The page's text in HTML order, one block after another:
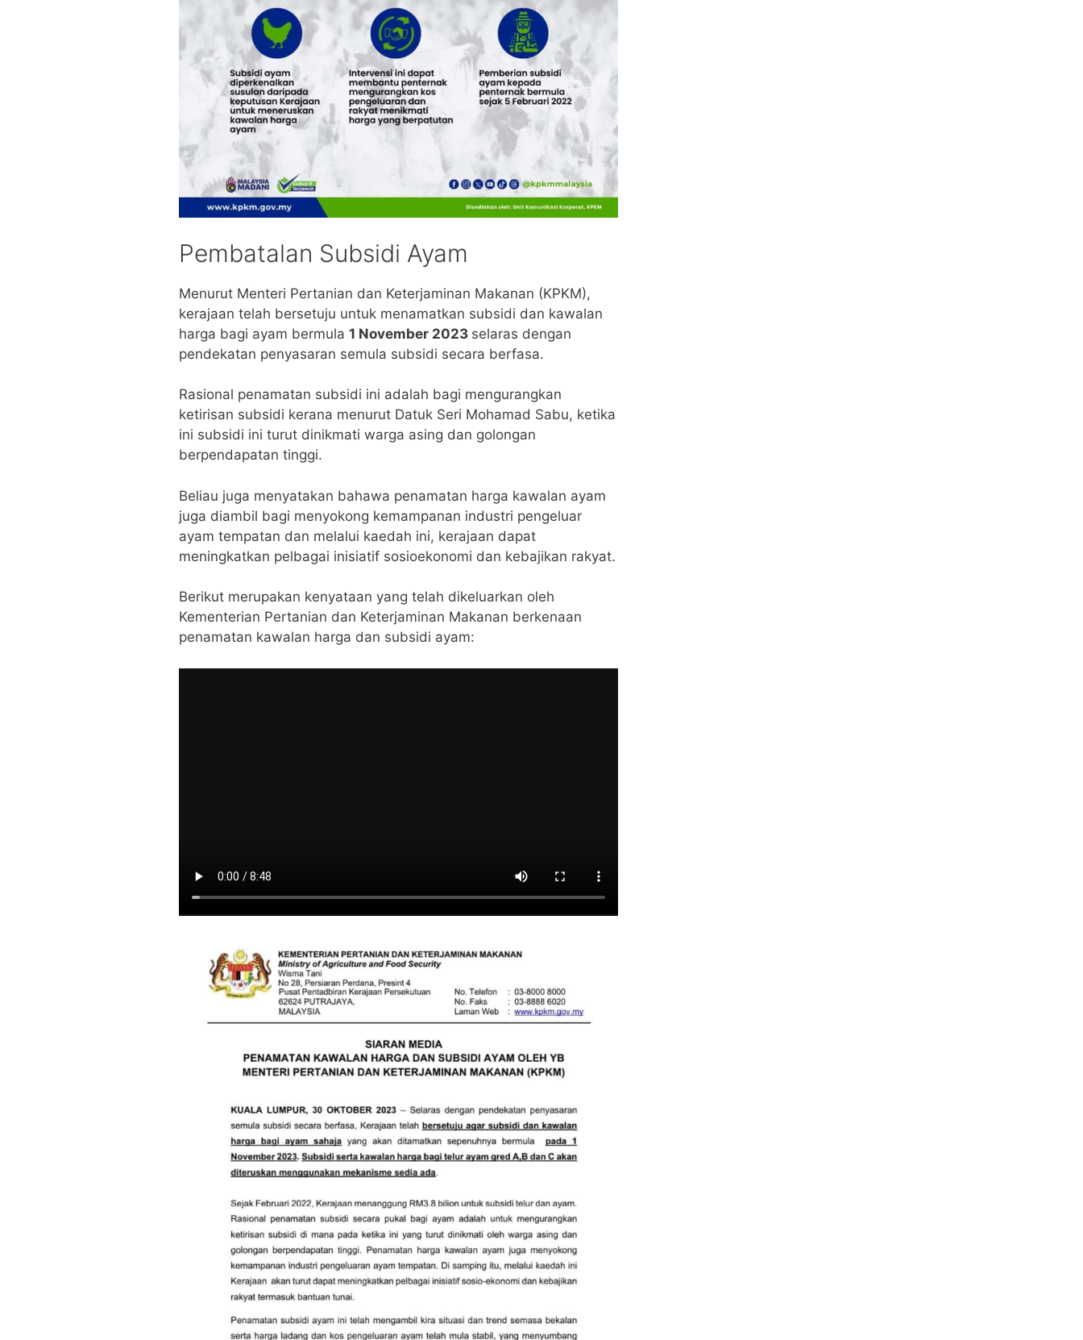
Pembatalan Subsidi Ayam
Menurut Menteri Pertanian dan Keterjaminan Makanan (KPKM),
kerajaan telah bersetuju untuk menamatkan subsidi dan kawalan
harga bagi ayam bermula 1 November 2023 selaras dengan
pendekatan penyasaran semula subsidi secara berfasa.
Rasional penamatan subsidi ini adalah bagi mengurangkan
ketirisan subsidi kerana menurut Datuk Seri Mohamad Sabu, ketika
ini subsidi ini turut dinikmati warga asing dan golongan
berpendapatan tinggi.
Beliau juga menyatakan bahawa penamatan harga kawalan ayam
juga diambil bagi menyokong kemampanan industri pengeluar
ayam tempatan dan melalui kaedah ini, kerajaan dapat
meningkatkan pelbagai inisiatif sosioekonomi dan kebajikan rakyat.
Berikut merupakan kenyataan yang telah dikeluarkan oleh
Kementerian Pertanian dan Keterjaminan Makanan berkenaan
penamatan kawalan harga dan subsidi ayam: